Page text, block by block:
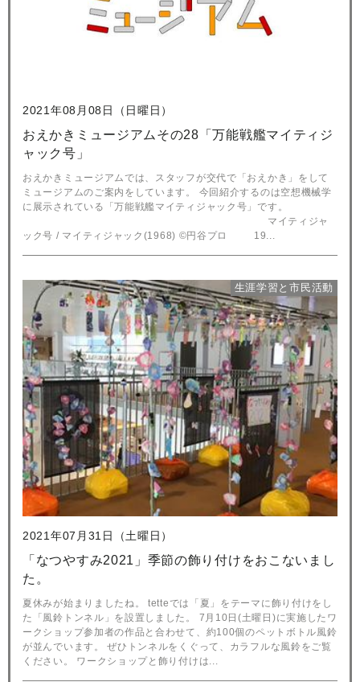
2021年08月08日（日曜日）
おえかきミュージアムその28「万能戦艦マイティジ
ャック号」
おえかきミュージアムでは、スタッフが交代で「おえかき」をして
ミュージアムのご案内をしています。 今回紹介するのは空想機械学
に展示されている「万能戦艦マイティジャック号」です。
マイティジャ
ック号 / マイティジャック(1968) ©円谷プロ 19...
2021年07月31日（土曜日）
生涯学習と市民活動
「なつやすみ2021」季節の飾り付けをおこないまし
た。
夏休みが始まりましたね。 tetteでは「夏」をテーマに飾り付けをし
た「風鈴トンネル」を設置しました。 7月10日(土曜日)に実施したワ
ークショップ参加者の作品と合わせて、約100個のペットボトル風鈴
が並んでいます。 ぜひトンネルをくぐって、カラフルな風鈴をご覧
ください。 ワークショップと飾り付けは...